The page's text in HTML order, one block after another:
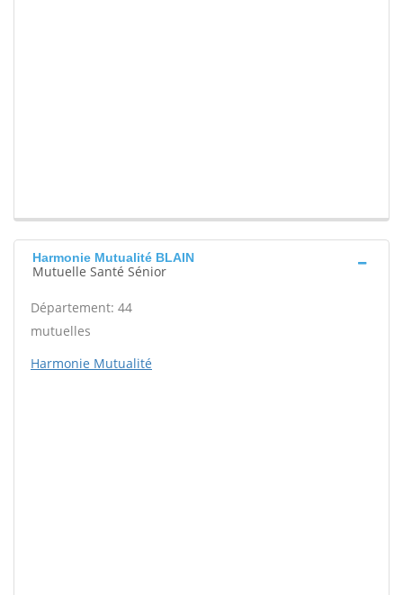
Harmonie Mutualité BLAIN
Mutuelle Santé Sénior
Département: 44
mutuelles
Harmonie Mutualité